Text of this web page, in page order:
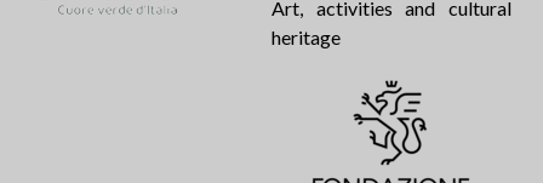
Art, activities and cultural
heritage